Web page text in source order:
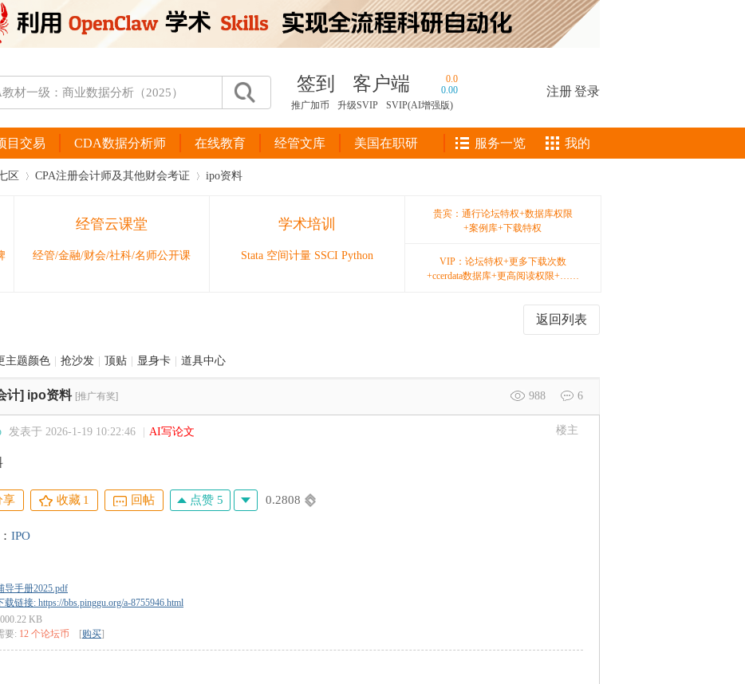
签到 客户端
0.0
0.00
推广加币
升级SVIP SVIP(AI增强版)
注册登录
目交易 CDA数据分析师 在线教育 经管文库 美国在职研 服务一览 我的
区 CPA注册会计师及其他财会考证 ipo资料
经管云课堂
经管/金融/财会/社科/名师公开课
学术培训
Stata 空间计量 SSCI Python
贵宾：通行论坛特权+数据库权限
+案例库+下载特权
VIP：论坛特权+更多下载次数
+ccerdata数据库+更高阅读权限+……
返回列表
主题颜色 抢沙发 顶贴 显身卡 道具中心
988 6
计] ipo资料 [推广有奖]
楼主
发表于 2026-1-19 10:22:46 AI写论文
享 收藏 1 回帖 点赞 5 0.2808
IPO
导手册2025.pdf
载链接: https://bbs.pinggu.org/a-8755946.html
KB
要: 12 个论坛币 [购买]
新IPO公司辅导手册